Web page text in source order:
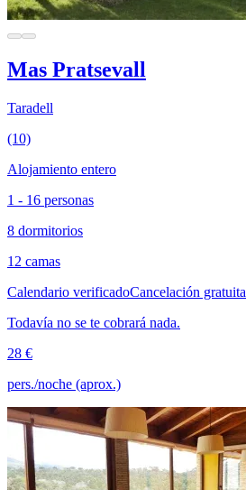
Mas Pratsevall
Taradell
(10)
Alojamiento entero
1 - 16 personas
8 dormitorios
12 camas
Calendario verificadoCancelación gratuita
Todavía no se te cobrará nada.
28 €
pers./noche (aprox.)